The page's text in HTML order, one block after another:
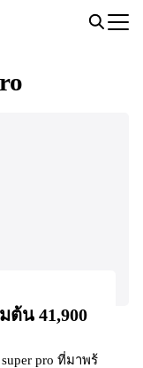
ต้น 41,900
pro ที่มาพร้